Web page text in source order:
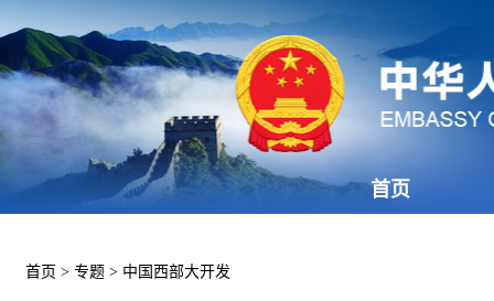
首页
首页 > 专题 > 中国西部大开发